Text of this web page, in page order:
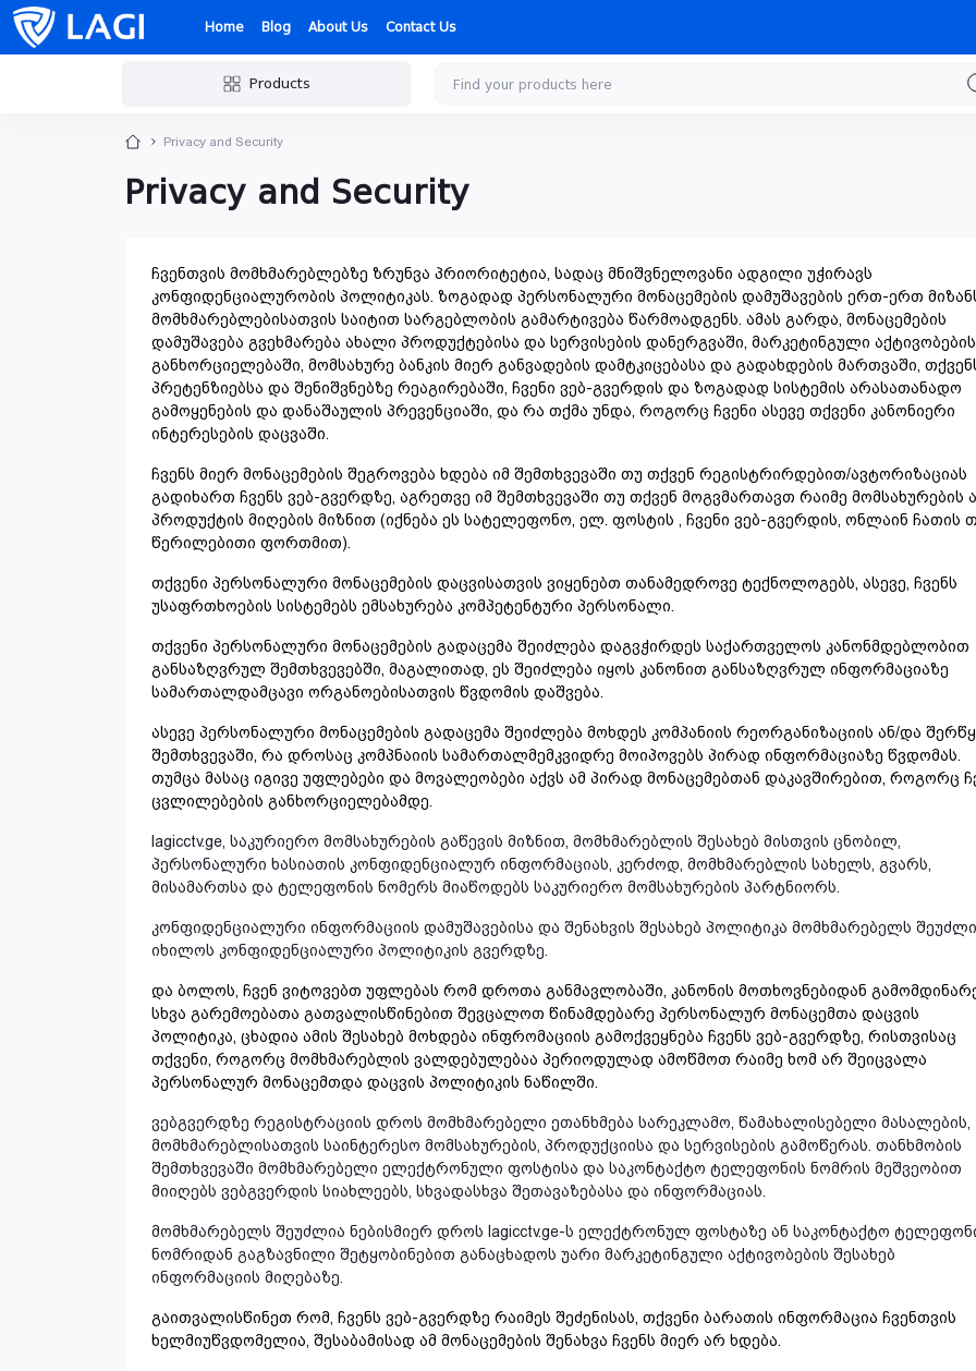
Home Blog About Us Contact Us
Products
Privacy and Security
Privacy and Security
ჩვენთვის მომხმარებლებზე ზრუნვა პრიორიტეტია, სადაც მნიშვნელოვანი ადგილი უჭირავს
კონფიდენციალურობის პოლიტიკას. ზოგადად პერსონალური მონაცემების დამუშავების ერთ-ერთ
მომხმარებლებისათვის საიტით სარგებლობის გამარტივება წარმოადგენს. ამას გარდა, მონაცემების
დამუშავება გვეხმარება ახალი პროდუქტებისა და სერვისების დანერგვაში, მარკეტინგული აქტივობების
განხორციელებაში, მომსახურე ბანკის მიერ განვადების დამტკიცებასა და გადახდების მართვაში,
პრეტენზიებსა და შენიშვნებზე რეაგირებაში, ჩვენი ვებ-გვერდის და ზოგადად სისტემის არასათანადო
გამოყენების და დანაშაულის პრევენციაში, და რა თქმა უნდა, როგორც ჩვენი ასევე თქვენი კანონიერი
ინტერესების დაცვაში.
ჩვენს მიერ მონაცემების შეგროვება ხდება იმ შემთხვევაში თუ თქვენ რეგისტრირდებით/ავტორიზაციას
გადიხართ ჩვენს ვებ-გვერდზე, აგრეთვე იმ შემთხვევაში თუ თქვენ მოგვმართავთ რაიმე მომსახურების
პროდუქტის მიღების მიზნით (იქნება ეს სატელეფონო, ელ. ფოსტის , ჩვენი ვებ-გვერდის, ონლაინ ჩათის
წერილებითი ფორთმით).
თქვენი პერსონალური მონაცემების დაცვისათვის ვიყენებთ თანამედროვე ტექნოლოგებს, ასევე, ჩვენს
უსაფრთხოების სისტემებს ემსახურება კომპეტენტური პერსონალი.
თქვენი პერსონალური მონაცემების გადაცემა შეიძლება დაგვჭირდეს საქართველოს კანონმდებლობით
განსაზღვრულ შემთხვევებში, მაგალითად, ეს შეიძლება იყოს კანონით განსაზღვრულ ინფორმაციაზე
სამართალდამცავი ორგანოებისათვის წვდომის დაშვება.
ასევე პერსონალური მონაცემების გადაცემა შეიძლება მოხდეს კომპანიის რეორგანიზაციის ან/და
შემთხვევაში, რა დროსაც კომპნაიის სამართალმემკვიდრე მოიპოვებს პირად ინფორმაციაზე წვდომას.
თუმცა მასაც იგივე უფლებები და მოვალეობები აქვს ამ პირად მონაცემებთან დაკავშირებით, როგორც
ცვლილებების განხორციელებამდე.
lagicctv.ge, საკურიერო მომსახურების გაწევის მიზნით, მომხმარებლის შესახებ მისთვის ცნობილ,
პერსონალური ხასიათის კონფიდენციალურ ინფორმაციას, კერძოდ, მომხმარებლის სახელს, გვარს,
მისამართსა და ტელეფონის ნომერს მიაწოდებს საკურიერო მომსახურების პარტნიორს.
კონფიდენციალური ინფორმაციის დამუშავებისა და შენახვის შესახებ პოლიტიკა მომხმარებელს
იხილოს კონფიდენციალური პოლიტიკის გვერდზე.
და ბოლოს, ჩვენ ვიტოვებთ უფლებას რომ დროთა განმავლობაში, კანონის მოთხოვნებიდან
სხვა გარემოებათა გათვალისწინებით შევცალოთ წინამდებარე პერსონალურ მონაცემთა დაცვის
პოლიტიკა, ცხადია ამის შესახებ მოხდება ინფრომაციის გამოქვეყნება ჩვენს ვებ-გვერდზე, რისთვისაც
თქვენი, როგორც მომხმარებლის ვალდებულებაა პერიოდულად ამოწმოთ რაიმე ხომ არ შეიცვალა
პერსონალურ მონაცემთდა დაცვის პოლიტიკის ნაწილში.
ვებგვერდზე რეგისტრაციის დროს მომხმარებელი ეთანხმება სარეკლამო, წამახალისებელი მასალების,
მომხმარებლისათვის საინტერესო მომსახურების, პროდუქციისა და სერვისების გამოწერას. თანხმობის
შემთხვევაში მომხმარებელი ელექტრონული ფოსტისა და საკონტაქტო ტელეფონის ნომრის მეშვეობით
მიიღებს ვებგვერდის სიახლეებს, სხვადასხვა შეთავაზებასა და ინფორმაციას.
მომხმარებელს შეუძლია ნებისმიერ დროს lagicctv.ge-ს ელექტრონულ ფოსტაზე ან საკონტაქტო
ნომრიდან გაგზავნილი შეტყობინებით განაცხადოს უარი მარკეტინგული აქტივობების შესახებ
ინფორმაციის მიღებაზე.
გაითვალისწინეთ რომ, ჩვენს ვებ-გვერდზე რაიმეს შეძენისას, თქვენი ბარათის ინფორმაცია ჩვენთვის
ხელმიუწვდომელია, შესაბამისად ამ მონაცემების შენახვა ჩვენს მიერ არ ხდება.
Accessories
systems accessories.